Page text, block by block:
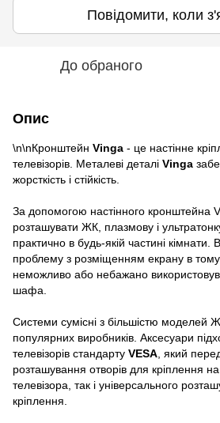
Повідомити, коли
До обраного
Опис
\n\nКронштейн Vinga - це настінне
телевізорів. Металеві деталі Vinga
жорсткість і стійкість.
За допомогою настінного кронштейна
розташувати ЖК, плазмову і
практично в будь-якій частині кімнати.
проблему з розміщенням екрану в
неможливо або небажано
шафа.
Системи сумісні з більшістю моделей
популярних виробників. Аксесуари
телевізорів стандарту VESA , який
розташування отворів для кріплення
телевізора, так і універсального
кріплення.